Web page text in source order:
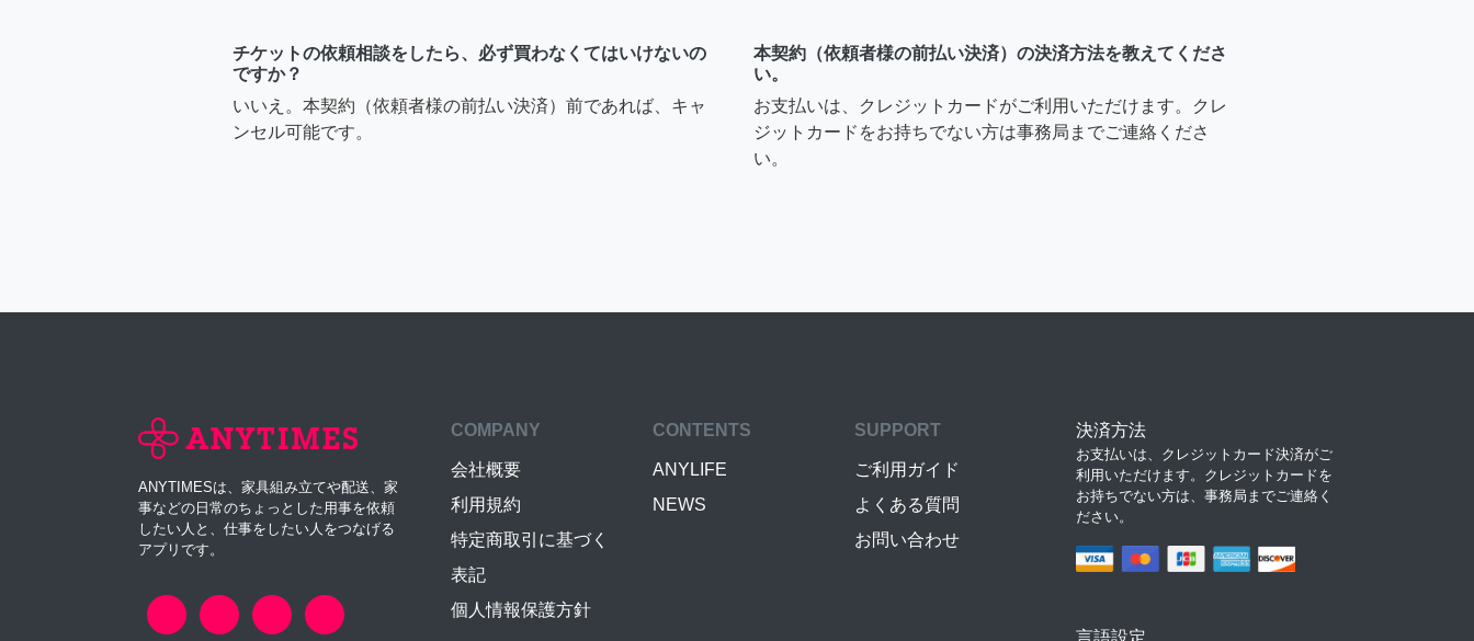
チケットの依頼相談をしたら、必ず買わなくてはいけないの
ですか？
いいえ。本契約（依頼者様の前払い決済）前であれば、キャ
ンセル可能です。
本契約（依頼者様の前払い決済）の決済方法を教えてくださ
い。
お支払いは、クレジットカードがご利用いただけます。クレ
ジットカードをお持ちでない方は事務局までご連絡くださ
い。
ANYTIMESは、家具組み立てや配送、家
事などの日常のちょっとした用事を依頼
したい人と、仕事をしたい人をつなげる
アプリです。
COMPANY
会社概要
利用規約
特定商取引に基づく
表記
個人情報保護方針
CONTENTS
ANYLIFE
NEWS
SUPPORT
ご利用ガイド
よくある質問
お問い合わせ
決済方法
お支払いは、クレジットカード決済がご
利用いただけます。クレジットカードを
お持ちでない方は、事務局までご連絡く
ださい。
言語設定